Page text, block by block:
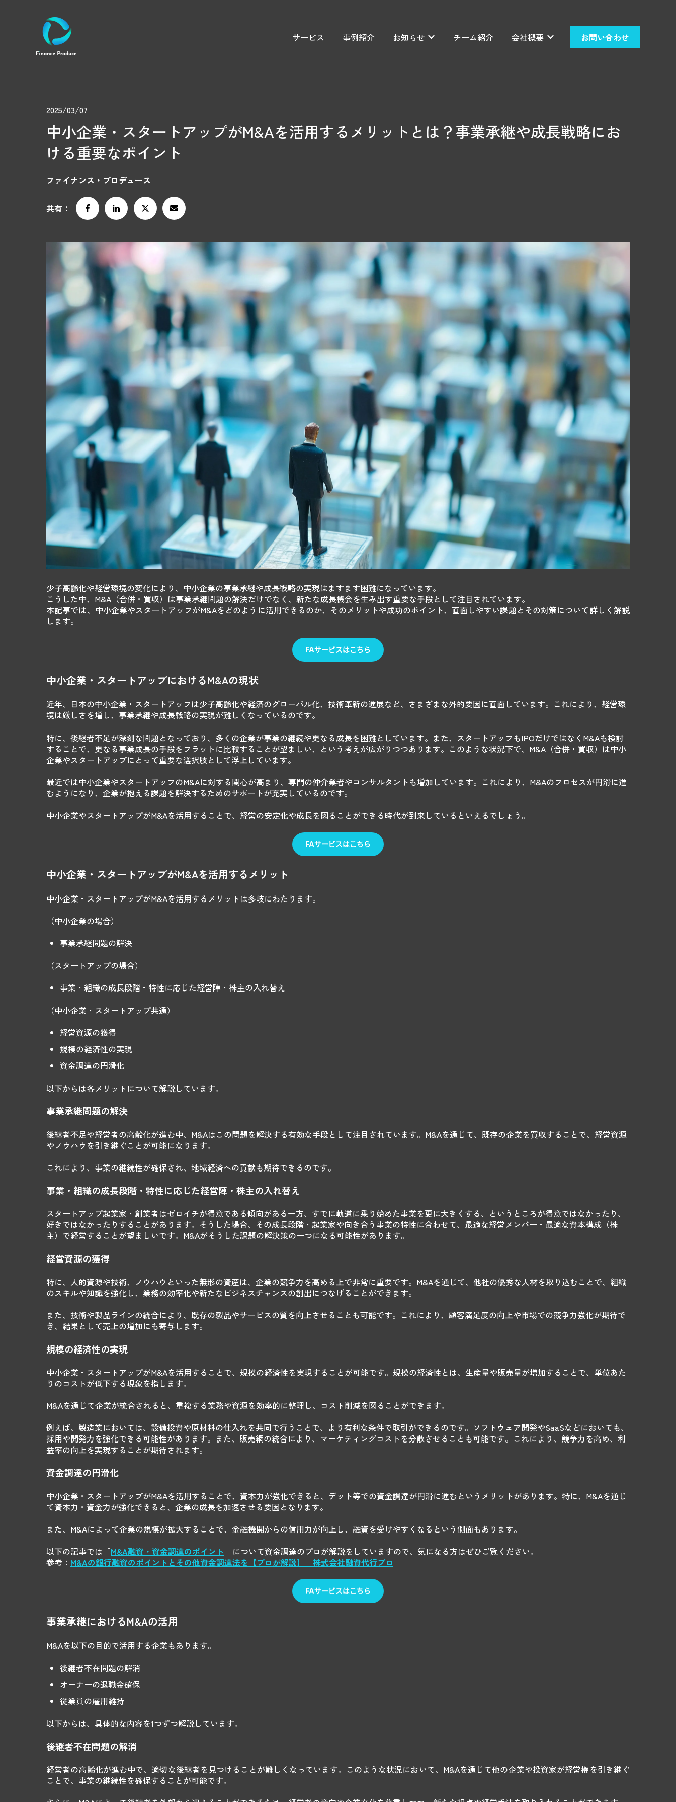
サービス 事例紹介 お知らせ お知らせのサブメニューを表示
チーム紹介 会社概要 会社概要のサブメニューを表示
お問い合わせ
2025/03/07
中小企業・スタートアップがM&Aを活用するメリットとは？事業承継や成長戦略にお
ける重要なポイント
ファイナンス・プロデュース
共有：
少子高齢化や経営環境の変化により、中小企業の事業承継や成長戦略の実現はますます困難になっています。
こうした中、M&A（合併・買収）は事業承継問題の解決だけでなく、新たな成長機会を生み出す重要な手段として注目されています。
本記事では、中小企業やスタートアップがM&Aをどのように活用できるのか、そのメリットや成功のポイント、直面しやすい課題とその対策について詳しく解説
します。
中小企業・スタートアップにおけるM&Aの現状
近年、日本の中小企業・スタートアップは少子高齢化や経済のグローバル化、技術革新の進展など、さまざまな外的要因に直面しています。これにより、経営環
境は厳しさを増し、事業承継や成長戦略の実現が難しくなっているのです。
特に、後継者不足が深刻な問題となっており、多くの企業が事業の継続や更なる成長を困難としています。また、スタートアップもIPOだけではなくM&Aも検討
することで、更なる事業成長の手段をフラットに比較することが望ましい、という考えが広がりつつあります。このような状況下で、M&A（合併・買収）は中小
企業やスタートアップにとって重要な選択肢として浮上しています。
最近では中小企業やスタートアップのM&Aに対する関心が高まり、専門の仲介業者やコンサルタントも増加しています。これにより、M&Aのプロセスが円滑に進
むようになり、企業が抱える課題を解決するためのサポートが充実しているのです。
中小企業やスタートアップがM&Aを活用することで、経営の安定化や成長を図ることができる時代が到来しているといえるでしょう。
中小企業・スタートアップがM&Aを活用するメリット
中小企業・スタートアップがM&Aを活用するメリットは多岐にわたります。
（中小企業の場合）
事業承継問題の解決
（スタートアップの場合）
事業・組織の成長段階・特性に応じた経営陣・株主の入れ替え
（中小企業・スタートアップ共通）
経営資源の獲得
規模の経済性の実現
資金調達の円滑化
以下からは各メリットについて解説しています。
事業承継問題の解決
後継者不足や経営者の高齢化が進む中、M&Aはこの問題を解決する有効な手段として注目されています。M&Aを通じて、既存の企業を買収することで、経営資源
やノウハウを引き継ぐことが可能になります。
これにより、事業の継続性が確保され、地域経済への貢献も期待できるのです。
事業・組織の成長段階・特性に応じた経営陣・株主の入れ替え
スタートアップ起業家・創業者はゼロイチが得意である傾向がある一方、すでに軌道に乗り始めた事業を更に大きくする、というところが得意ではなかったり、
好きではなかったりすることがあります。そうした場合、その成長段階・起業家や向き合う事業の特性に合わせて、最適な経営メンバー・最適な資本構成（株
主）で経営することが望ましいです。M&Aがそうした課題の解決策の一つになる可能性があります。
経営資源の獲得
特に、人的資源や技術、ノウハウといった無形の資産は、企業の競争力を高める上で非常に重要です。M&Aを通じて、他社の優秀な人材を取り込むことで、組織
のスキルや知識を強化し、業務の効率化や新たなビジネスチャンスの創出につなげることができます。
また、技術や製品ラインの統合により、既存の製品やサービスの質を向上させることも可能です。これにより、顧客満足度の向上や市場での競争力強化が期待で
き、結果として売上の増加にも寄与します。
規模の経済性の実現
中小企業・スタートアップがM&Aを活用することで、規模の経済性を実現することが可能です。規模の経済性とは、生産量や販売量が増加することで、単位あた
りのコストが低下する現象を指します。
M&Aを通じて企業が統合されると、重複する業務や資源を効率的に整理し、コスト削減を図ることができます。
例えば、製造業においては、設備投資や原材料の仕入れを共同で行うことで、より有利な条件で取引ができるのです。ソフトウェア開発やSaaSなどにおいても、
採用や開発力を強化できる可能性があります。また、販売網の統合により、マーケティングコストを分散させることも可能です。これにより、競争力を高め、利
益率の向上を実現することが期待されます。
資金調達の円滑化
中小企業・スタートアップがM&Aを活用することで、資本力が強化できると、デット等での資金調達が円滑に進むというメリットがあります。特に、M&Aを通じ
て資本力・資金力が強化できると、企業の成長を加速させる要因となります。
また、M&Aによって企業の規模が拡大することで、金融機関からの信用力が向上し、融資を受けやすくなるという側面もあります。
以下の記事では「M&A融資・資金調達のポイント 」 について資金調達のプロが解説をしていますので、 気になる方はぜひご覧ください。
参考： M&Aの銀行融資のポイントとその他資金調達法を【プロが解説】｜株式会社融資代行プロ
事業承継におけるM&Aの活用
M&Aを以下の目的で活用する企業もあります。
後継者不在問題の解消
オーナーの退職金確保
従業員の雇用維持
以下からは、具体的な内容を1つずつ解説しています。
後継者不在問題の解消
経営者の高齢化が進む中で、適切な後継者を見つけることが難しくなっています。このような状況において、M&Aを通じて他の企業や投資家が経営権を引き継ぐ
ことで、事業の継続性を確保することが可能です。